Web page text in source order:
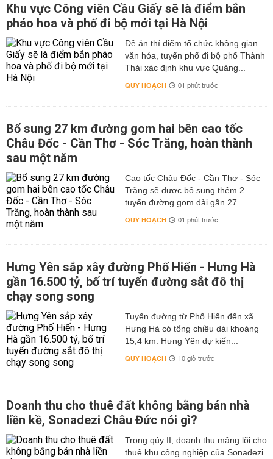
Khu vực Công viên Cầu Giấy sẽ là điểm bắn
pháo hoa và phố đi bộ mới tại Hà Nội
Đề án thí điểm tổ chức không gian
văn hóa, tuyến phố đi bộ phố Thành
Thái xác định khu vực Quảng...
QUY HOẠCH 01 phút trước
Bổ sung 27 km đường gom hai bên cao tốc
Châu Đốc - Cần Thơ - Sóc Trăng, hoàn thành
sau một năm
Cao tốc Châu Đốc - Cần Thơ - Sóc
Trăng sẽ được bổ sung thêm 2
tuyến đường gom dài gần 27...
QUY HOẠCH 01 phút trước
Hưng Yên sắp xây đường Phố Hiến - Hưng Hà
gần 16.500 tỷ, bố trí tuyến đường sắt đô thị
chạy song song
Tuyến đường từ Phố Hiến đến xã
Hưng Hà có tổng chiều dài khoảng
15,4 km. Hưng Yên dự kiến...
QUY HOẠCH 10 giờ trước
Doanh thu cho thuê đất không bằng bán nhà
liền kề, Sonadezi Châu Đức nói gì?
Trong qúy II, doanh thu mảng lõi cho
thuê khu công nghiệp của Sonadezi